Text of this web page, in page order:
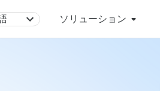
ソリューション